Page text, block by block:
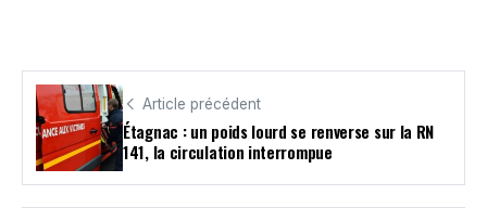
Article précédent
Étagnac : un poids lourd se renverse sur la RN
141, la circulation interrompue